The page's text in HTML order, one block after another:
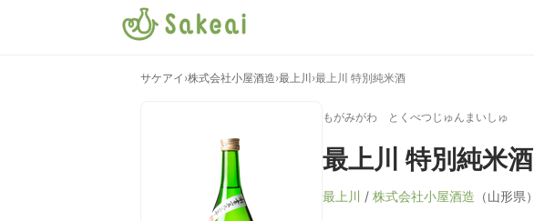
サケアイ ›株式会社小屋酒造›最上川 ›最上川 特別純米酒
もがみがわ とくべつじゅんまいしゅ
最上川 特別純米酒
最上川 / 株式会社小屋酒造 （山形県）